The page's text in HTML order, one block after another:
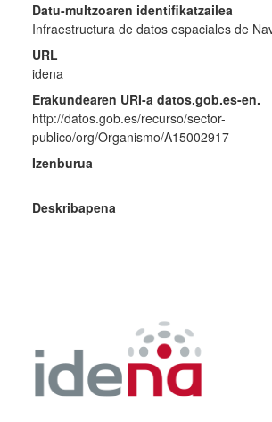
Datu-multzoaren identifikatzailea
Infraestructura de datos espaciales de
URL
idena
Erakundearen URI-a datos.gob.es-en.
http://datos.gob.es/recurso/sector-
publico/org/Organismo/A15002917
Izenburua
Deskribapena